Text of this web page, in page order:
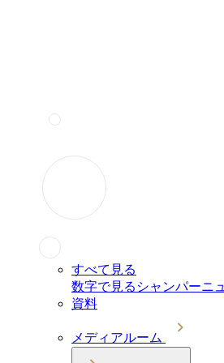
すべて見る
数字で見るシャンパーニュ
資料
メディアルーム